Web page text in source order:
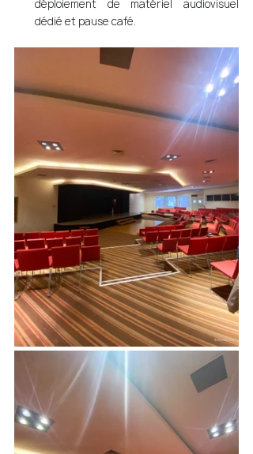
déploiement de matériel audiovisuel
dédié et pause café.